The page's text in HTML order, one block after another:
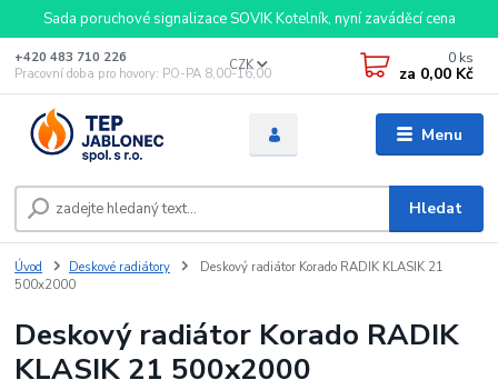
Sada poruchové signalizace SOVIK Kotelník, nyní zaváděcí cena
Menu
CZK
Hledat
+420 483 710 226
Pracovní doba pro hovory: PO-PA 8,00-16,00
0 ks
za 0,00 Kč
Úvod Deskové radiátory
Deskový radiátor Korado RADIK KLASIK 21
500x2000
Deskový radiátor Korado RADIK
KLASIK 21 500x2000